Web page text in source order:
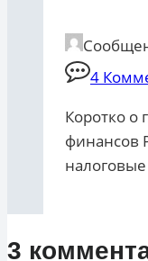
4
Коротко о
финансов
3